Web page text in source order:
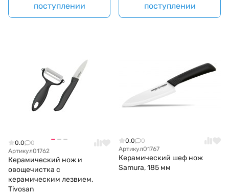
поступлении
поступлении
0.0
0
Артикул01762
Керамический нож и
овощечистка с
керамическим лезвием,
Tivosan
0.0
0
Артикул01767
Керамический шеф нож
Samura, 185 мм